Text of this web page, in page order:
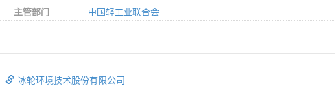
主管部门
中国轻工业联合会
冰轮环境技术股份有限公司